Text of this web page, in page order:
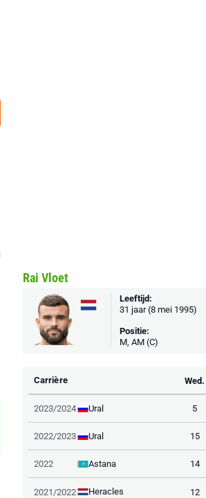
PlayStation 5
€ 29,99
Bekijk deal
€ 78,00 € 130,00
Bekijk deal
Rai Vloet
Leeftijd:
31 jaar (8 mei 1995)
Positie:
M, AM (C)
Carrière Wed.
2023/2024 Ural 5
2022/2023 Ural 15
2022 Astana 14
2021/2022 Heracles 12